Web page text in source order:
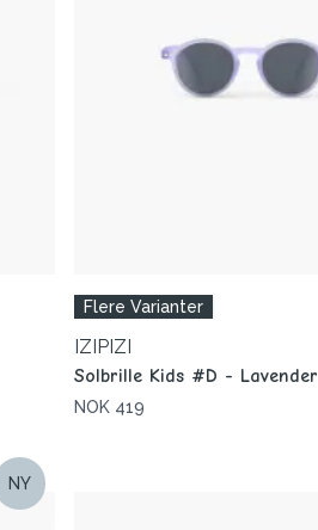
Flere Varianter
IZIPIZI
Solbrille Kids #D - Lavender
NOK 419
NY